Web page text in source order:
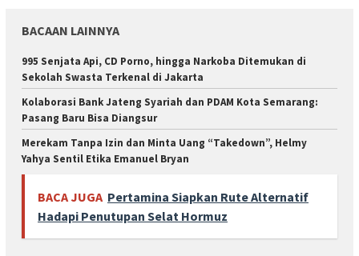
BACAAN LAINNYA
995 Senjata Api, CD Porno, hingga Narkoba Ditemukan di
Sekolah Swasta Terkenal di Jakarta
Kolaborasi Bank Jateng Syariah dan PDAM Kota Semarang:
Pasang Baru Bisa Diangsur
Merekam Tanpa Izin dan Minta Uang “Takedown”, Helmy
Yahya Sentil Etika Emanuel Bryan
BACA JUGA Pertamina Siapkan Rute Alternatif
Hadapi Penutupan Selat Hormuz